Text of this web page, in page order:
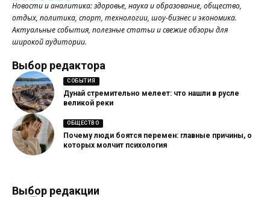
Новости и аналитика: здоровье, наука и образование, общество,
отдых, политика, спорт, технологии, шоу-бизнес и экономика.
Актуальные события, полезные статьи и свежие обзоры для
широкой аудитории.
Выбор редактора
СОБЫТИЯ
Дунай стремительно мелеет: что нашли в русле
великой реки
ОБЩЕСТВО
Почему люди боятся перемен: главные причины, о
которых молчит психология
Выбор редакции